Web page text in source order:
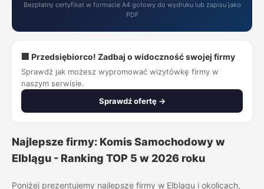
Bezpłatny certyfikat w formacie A4 gotowy do wydruku lub zapisu jako
PDF
🏢 Przedsiębiorco! Zadbaj o widoczność swojej firmy
Sprawdź jak możesz wypromować wizytówkę firmy w
naszym serwisie.
Sprawdź ofertę →
Najlepsze firmy: Komis Samochodowy w
Elblągu - Ranking TOP 5 w 2026 roku
Poniżej prezentujemy najlepsze firmy w Elblągu i okolicach,